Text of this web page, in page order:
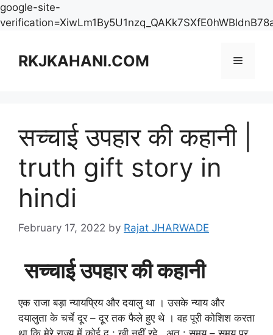
google-site-
contentRKJKAHANI.COM Menu
सच्चाई उपहार की कहानी |
truth gift story in
hindi
February 17, 2022 by Rajat JHARWADE
सच्चाईउपहारकीकहानी
एक राजा बड़ा न्यायप्रिय और दयालु था । उसके न्याय और
दयालुता के चर्चे दूर – दूर तक फैले हुए थे । वह पूरी कोशिश करता